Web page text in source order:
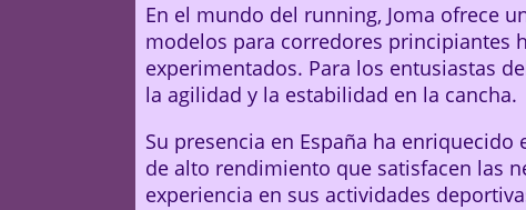
En el mundo del running, Joma ofrece
modelos para corredores principiantes
experimentados. Para los entusiastas
la agilidad y la estabilidad en la cancha.
Su presencia en España ha
de alto rendimiento que satisfacen las
experiencia en sus actividades